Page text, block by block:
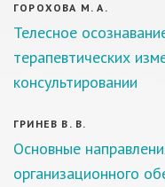
ГОРОХОВА М. А.
Телесное
терапевтических
консультировании
ГРИНЕВ В. В.
Основные
организационного